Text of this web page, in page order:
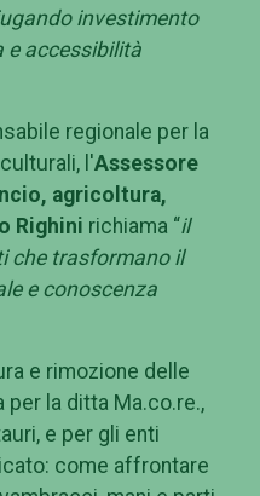
investimento
e accessibilità
regionale per la
l'Assessore
agricoltura,
Righini richiama “il
che trasformano il
e conoscenza
e rimozione delle
per la ditta Ma.co.re.,
e per gli enti
come affrontare